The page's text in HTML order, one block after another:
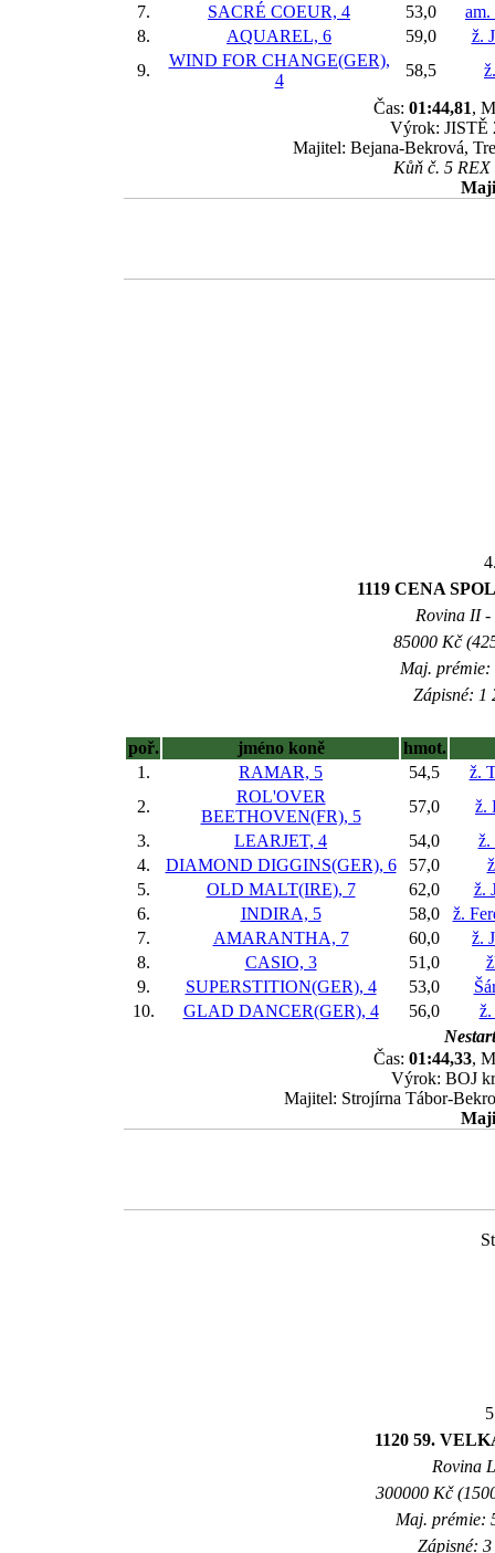
7.
SACRÉ COEUR, 4 53,0
8.
AQUAREL, 6 59,0
ž.
9.
WIND FOR CHANGE(GER),
4
58,5
Čas: 01:44,81,
Výrok: JISTĚ
Majitel: Bejana-Bekrová,
Kůň č. 5
1119 CENA
Rovina II -
85000 Kč
Maj. prémie:
Zápisné: 1
poř. jméno koně
hmot.
1.
RAMAR, 5 54,5
ž.
2.
ROL'OVER
BEETHOVEN(FR), 5
57,0
ž.
3.
LEARJET, 4 54,0
ž.
4.
DIAMOND DIGGINS(GER), 6 57,0
5.
OLD MALT(IRE), 7 62,0
ž.
6.
INDIRA, 5 58,0
ž.
7.
AMARANTHA, 7 60,0
ž.
8.
CASIO, 3 51,0
9.
SUPERSTITION(GER), 4 53,0
10.
GLAD DANCER(GER), 4 56,0
ž.
Čas: 01:44,33,
Výrok: BOJ
Majitel: Strojírna Tábor-
1120 59.
Rovina
300000 Kč
Maj. prémie:
Zápisné: